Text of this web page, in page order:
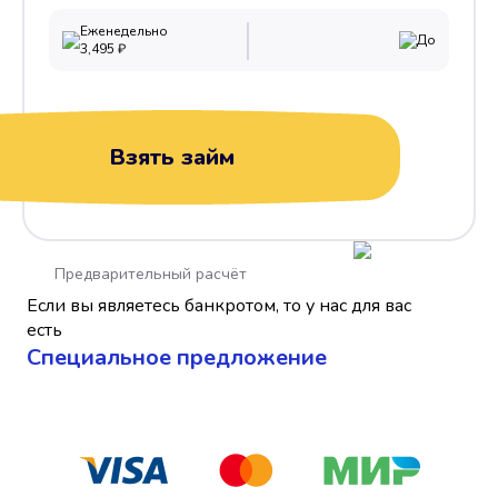
Еженедельно
3,495 ₽ До
Взять займ
Если вы являетесь банкротом, то у нас для вас
есть
Cпециальное предложение
Предварительный расчёт